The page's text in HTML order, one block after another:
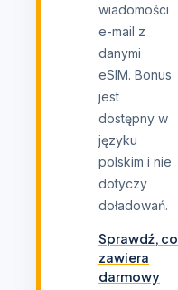
wiadomości
e-mail z
danymi
eSIM. Bonus
jest
dostępny w
języku
polskim i nie
dotyczy
doładowań.
Sprawdź, co
zawiera
darmowy